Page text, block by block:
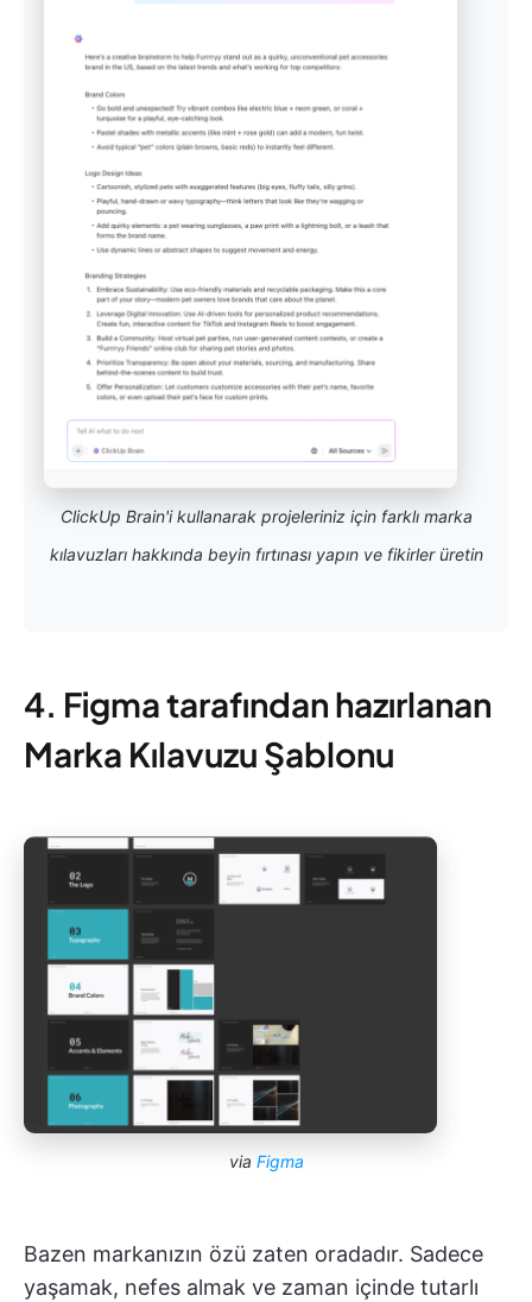
ClickUp Brain'i kullanarak projeleriniz için farklı marka
kılavuzları hakkında beyin fırtınası yapın ve fikirler üretin
4. Figma tarafından hazırlanan
Marka Kılavuzu Şablonu
via Figma
Bazen markanızın özü zaten oradadır. Sadece
yaşamak, nefes almak ve zaman içinde tutarlı